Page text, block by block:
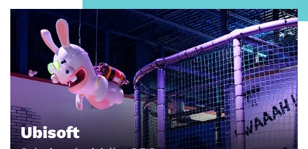
Ubisoft